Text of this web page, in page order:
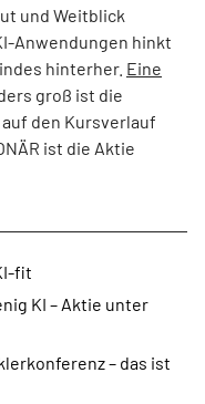
und Weitblick
Anwendungen hinkt
hinterher. Eine
groß ist die
den Kursverlauf
ist die Aktie
fit
KI – Aktie unter
– das ist